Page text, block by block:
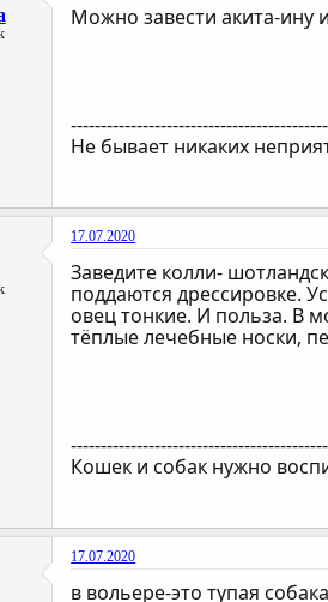
Можно завести акита-ину
-------------------------------------------
Не бывает никаких
17.07.2020
Заведите колли-
поддаются дрессировке.
овец тонкие. И польза. В
тёплые лечебные носки,
-------------------------------------------
Кошек и собак нужно
17.07.2020
в вольере-это тупая